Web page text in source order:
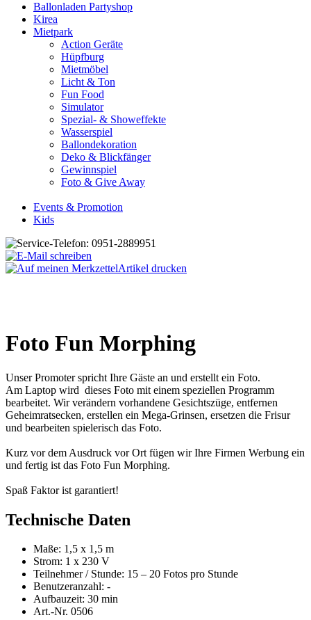
Ballonladen Partyshop
Kirea
Mietpark
Action Geräte
Hüpfburg
Mietmöbel
Licht & Ton
Fun Food
Simulator
Spezial- & Showeffekte
Wasserspiel
Ballondekoration
Deko & Blickfänger
Gewinnspiel
Foto & Give Away
Events & Promotion
Kids
Artikel drucken
Foto Fun Morphing
Unser Promoter spricht Ihre Gäste an und erstellt ein Foto.
Am Laptop wird dieses Foto mit einem speziellen Programm
bearbeitet. Wir verändern vorhandene Gesichtszüge, entfernen
Geheimratsecken, erstellen ein Mega-Grinsen, ersetzen die Frisur
und bearbeiten spielerisch das Foto.
Kurz vor dem Ausdruck vor Ort fügen wir Ihre Firmen Werbung ein
und fertig ist das Foto Fun Morphing.
Spaß Faktor ist garantiert!
Technische Daten
Maße: 1,5 x 1,5 m
Strom: 1 x 230 V
Teilnehmer / Stunde: 15 – 20 Fotos pro Stunde
Benutzeranzahl: -
Aufbauzeit: 30 min
Art.-Nr. 0506